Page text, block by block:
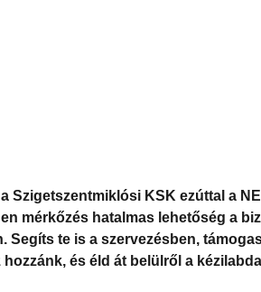
KSK ezúttal a
mérkőzés hatalmas lehetőség a
te is a szervezésben,
és éld át belülről a